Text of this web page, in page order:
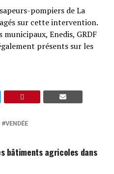
pompiers de La
sur cette intervention.
Enedis, GRDF
présents sur les
VENDÉE
bâtiments agricoles dans